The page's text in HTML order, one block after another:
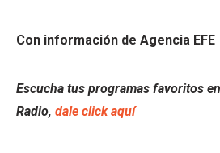
Con información de Agencia EFE
Escucha tus programas favoritos
Radio, dale click aquí